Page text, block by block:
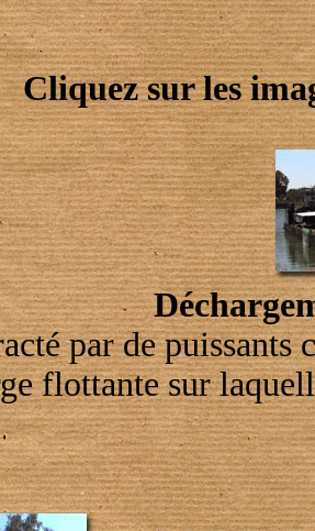
Cliquez sur les
par de puissants
flottante sur